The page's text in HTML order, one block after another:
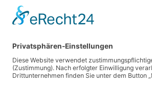
info@steinerschule-bergstedt.de